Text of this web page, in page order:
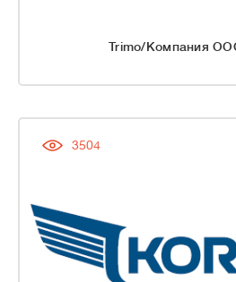
Trimo/Компания
3504